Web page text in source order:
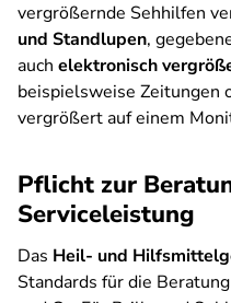
vergrößernde Sehhilfen
und Standlupen,
auch elektronisch
beispielsweise Zeitungen
vergrößert auf einem
Pflicht zur
Serviceleistung
Das Heil- und
Standards für die